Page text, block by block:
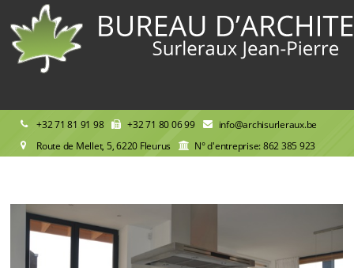
+32 71 81 91 98 +32 71 80 06 99
info@archisurleraux.be
Route de Mellet, 5, 6220 Fleurus
N° d'entreprise: 862 385 923